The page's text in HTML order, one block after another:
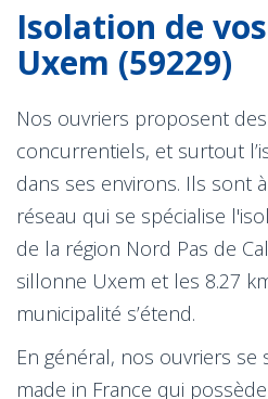
Isolation de
Uxem (59229)
Nos ouvriers proposent
concurrentiels, et surtout
dans ses environs. Ils sont
réseau qui se spécialise
de la région Nord Pas de
sillonne Uxem et les 8.27
municipalité s’étend.
En général, nos ouvriers se
made in France qui